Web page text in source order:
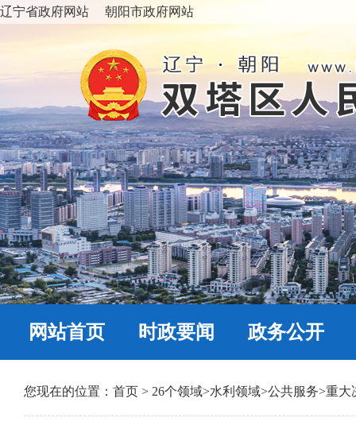
辽宁省政府网站 朝阳市政府网站
网站首页 时政要闻 政务公开
您现在的位置： 首页 > 26个领域>水利领域>公共服务>重大